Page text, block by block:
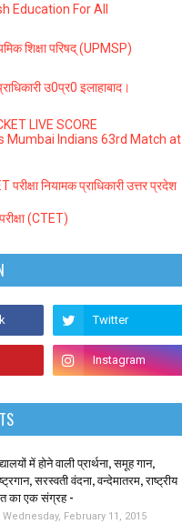
Education For All
शिक्षा परिषद् (UPMSP)
उ0प्र0 इलाहाबाद।
LIVE SCORE
Mumbai Indians 63rd Match at
नियामक प्राधिकारी उत्तर प्रदेश
(CTET)
में होने वाली प्रार्थना, समूह गान,
सरस्वती वंदना, वन्देमातरम, राष्ट्रीय
का एक संग्रह -
Wednesday, February 11, 2015